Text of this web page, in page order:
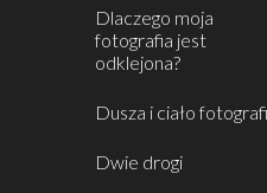
Dlaczego moja
fotografia jest
odklejona?
Dusza i ciało
Dwie drogi